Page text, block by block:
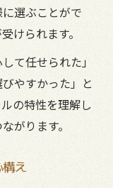
選ぶことがで
けられます。
て任せられた」
やすかった」と
の特性を理解し
がります。
え